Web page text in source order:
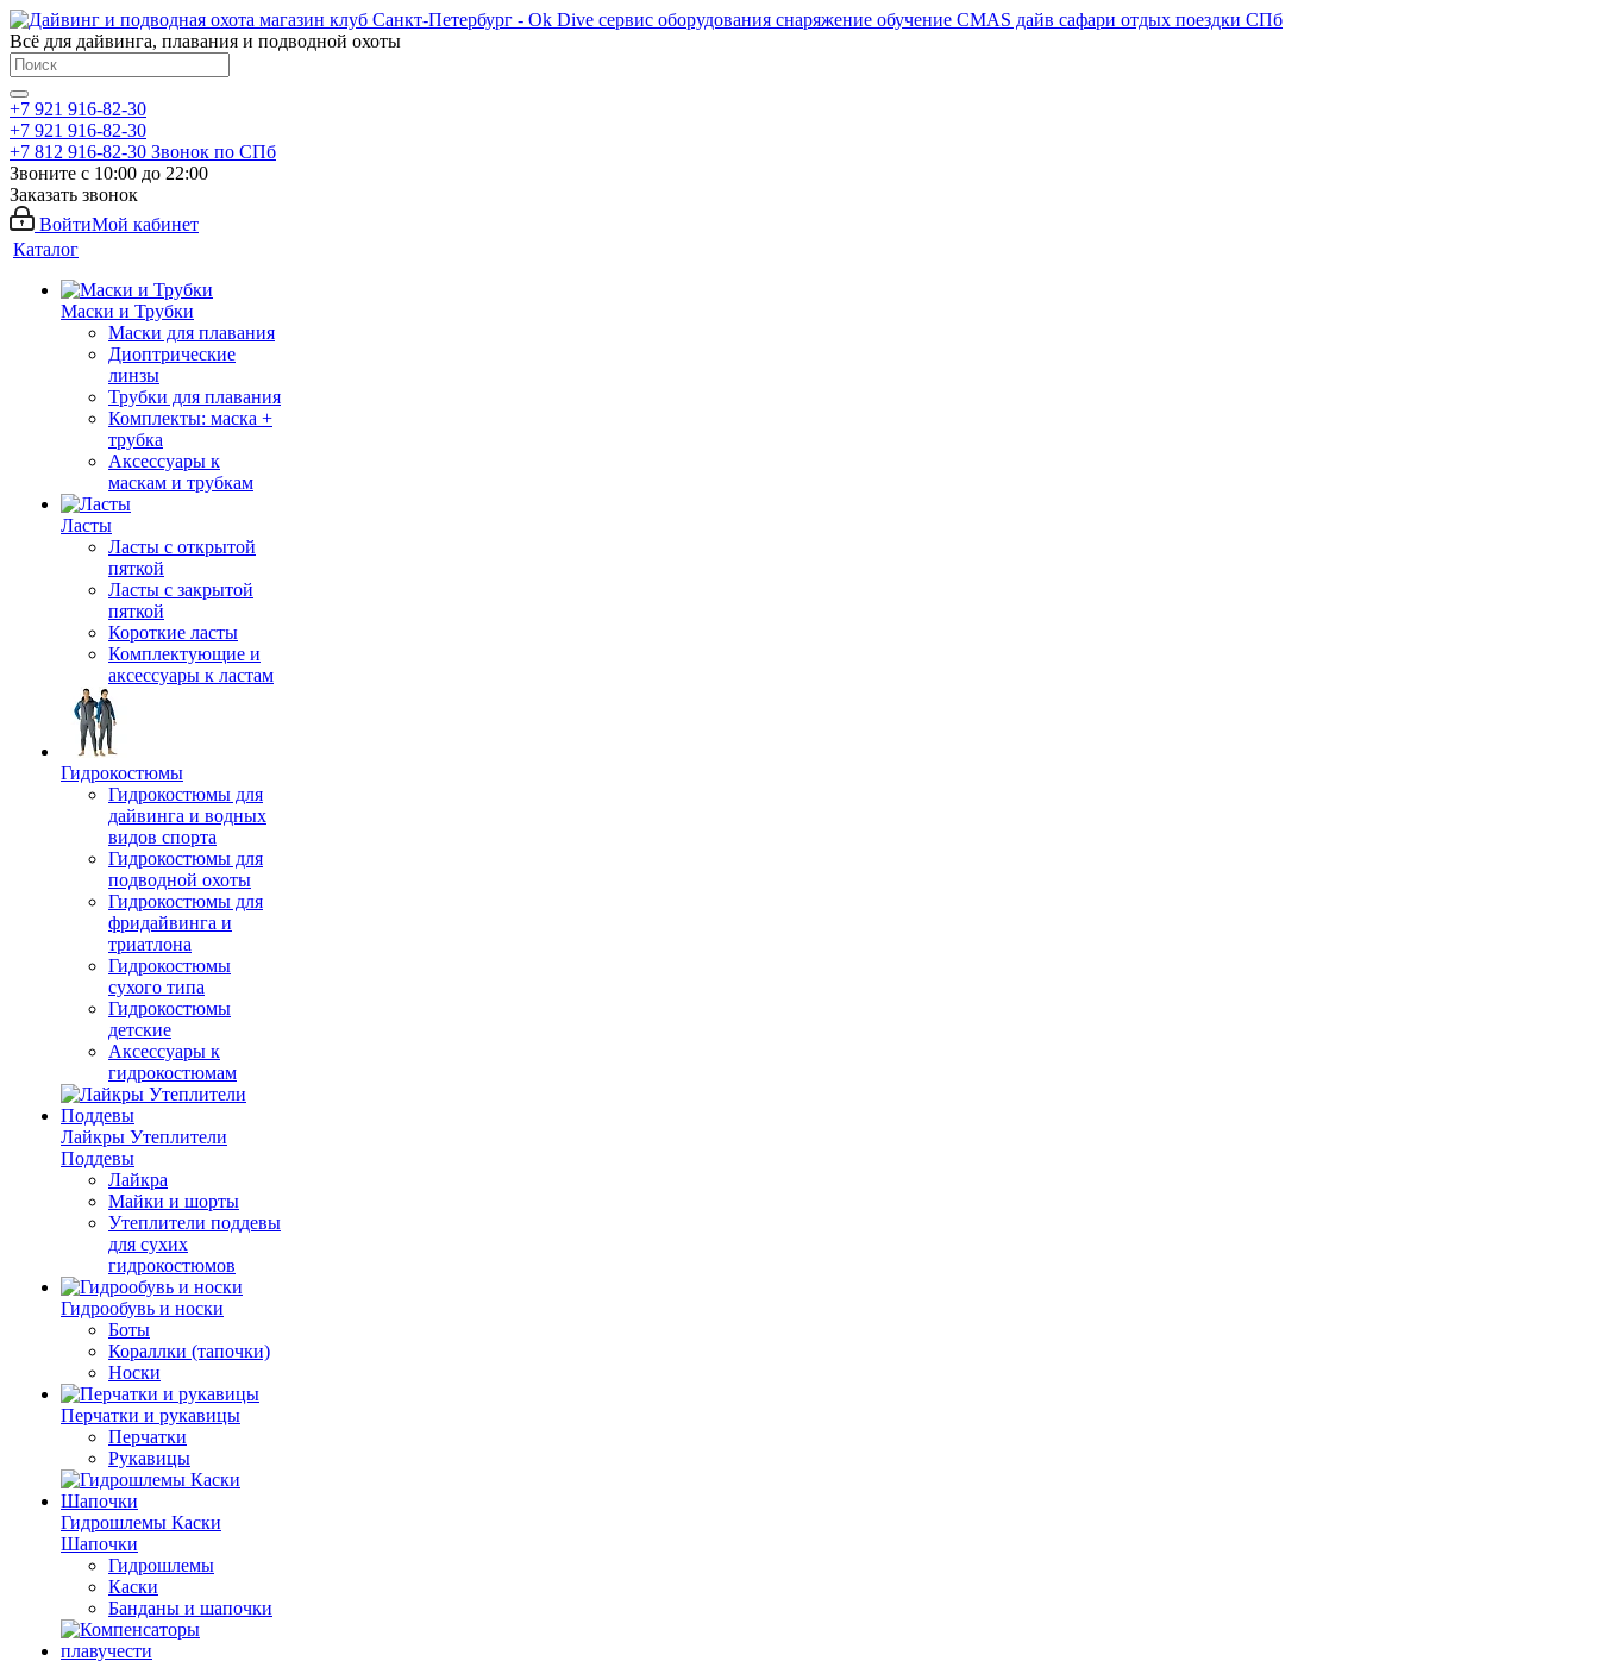
Всё для дайвинга, плавания и подводной охоты
+7 921 916-82-30
+7 921 916-82-30
+7 812 916-82-30 Звонок по СПб
Звоните с 10:00 до 22:00
Заказать звонок
ВойтиМой кабинет
Каталог
Маски и Трубки
Маски для плавания
Диоптрические
линзы
Трубки для плавания
Комплекты: маска +
трубка
Аксессуары к
маскам и трубкам
Ласты
Ласты с открытой
пяткой
Ласты с закрытой
пяткой
Короткие ласты
Комплектующие и
аксессуары к ластам
Гидрокостюмы
Гидрокостюмы для
дайвинга и водных
видов спорта
Гидрокостюмы для
подводной охоты
Гидрокостюмы для
фридайвинга и
триатлона
Гидрокостюмы
сухого типа
Гидрокостюмы
детские
Аксессуары к
гидрокостюмам
Лайкры Утеплители
Поддевы
Лайкра
Майки и шорты
Утеплители поддевы
для сухих
гидрокостюмов
Гидрообувь и носки
Боты
Кораллки (тапочки)
Носки
Перчатки и рукавицы
Перчатки
Рукавицы
Гидрошлемы Каски
Шапочки
Гидрошлемы
Каски
Банданы и шапочки